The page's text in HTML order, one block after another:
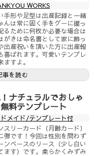
WORKS
手形や足型は出産記録と一緒
んは常に固く手をグーに握っ
るために何枚か必要な場合は
がきは命名書として家に飾っ
出産祝いを頂いた方に出産報
喜ばれます。可愛いテンプレ
すよ。
事を読む
ナチュラルでおしゃ
料テンプレート
メイド/テンプレート付
リーカード（月齢カード）
弾です！今回は性別を問わず
ンベースのリース（少し白い
ます）です。柔らかくみずみ